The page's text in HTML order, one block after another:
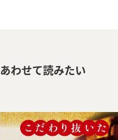
あわせて読みたい